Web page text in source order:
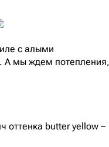
с алыми
А мы ждем потепления,
оттенка butter yellow –